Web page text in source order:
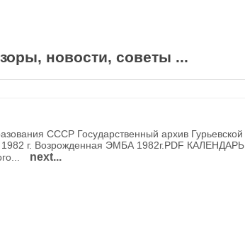
новости, советы ...
СССР Государственный архив Гурьевской
г. Возрожденная ЭМБА 1982г.PDF
next...